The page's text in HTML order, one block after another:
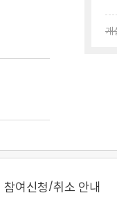
개
참여신청/취소 안내